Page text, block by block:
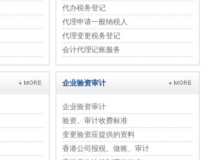
代办税务登记
代理申请一般纳税人
代理变更税务登记
会计代理记账服务
企业验资审计
企业验资审计
验资、审计收费标准
变更验资应提供的资料
香港公司报税、做账、审计